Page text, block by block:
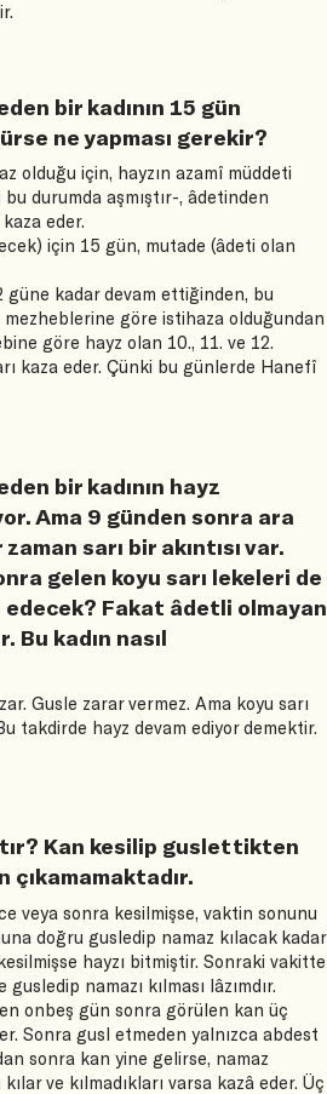
bir kadının 15 gün
ne yapması gerekir?
olduğu için, hayzın azamî müddeti
durumda aşmıştır-, âdetinden
eder.
için 15 gün, mutade (âdeti olan
güne kadar devam ettiğinden, bu
göre istihaza olduğundan
göre hayz olan 10., 11. ve 12.
kaza eder. Çünki bu günlerde Hanefî
bir kadının hayz
Ama 9 günden sonra ara
sarı bir akıntısı var.
gelen koyu sarı lekeleri de
edecek? Fakat âdetli olmayan
Bu kadın nasıl
Gusle zarar vermez. Ama koyu sarı
takdirde hayz devam ediyor demektir.
Kan kesilip guslettikten
veya sonra kesilmişse, vaktin sonunu
doğru gusledip namaz kılacak kadar
hayzı bitmiştir. Sonraki vakitte
namazı kılması lâzımdır.
onbeş gün sonra görülen kan üç
Sonra gusl etmeden yalnızca abdest
sonra kan yine gelirse, namaz
ve kılmadıkları varsa kazâ eder. Üç